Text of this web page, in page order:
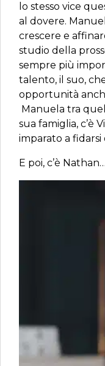
lo stesso vice
al dovere.
crescere e
studio della
sempre più
talento, il suo,
opportunità
Manuela tra
sua famiglia, c’è
imparato a
E poi, c’è Nathan…